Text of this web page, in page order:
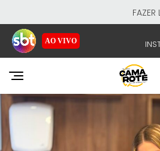
FAZER
AO VIVO
EMISSORAS
NOSSAS REDES